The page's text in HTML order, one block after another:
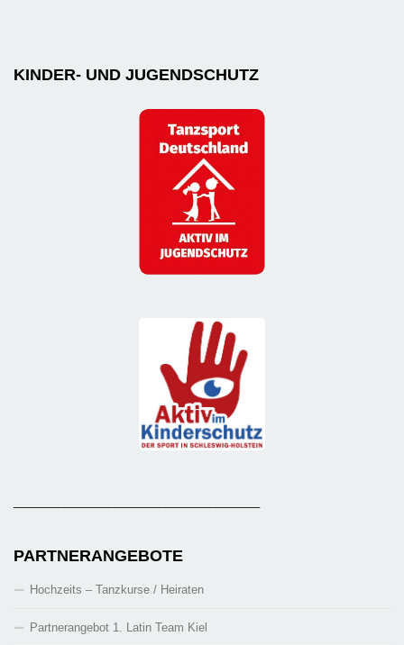
KINDER- UND JUGENDSCHUTZ
PARTNERANGEBOTE
Hochzeits – Tanzkurse / Heiraten
Partnerangebot 1. Latin Team Kiel